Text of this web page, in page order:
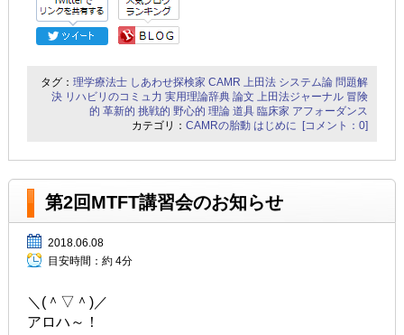
タグ：理学療法士 しあわせ探検家 CAMR 上田法 システム論 問題解
決 リハビリのコミュ力 実用理論辞典 論文 上田法ジャーナル 冒険
的 革新的 挑戦的 野心的 理論 道具 臨床家 アフォーダンス
カテゴリ：CAMRの胎動 はじめに [コメント：0]
第2回MTFT講習会のお知らせ
2018.06.08
目安時間： 約 4分
＼(＾▽＾)／
アロハ～！